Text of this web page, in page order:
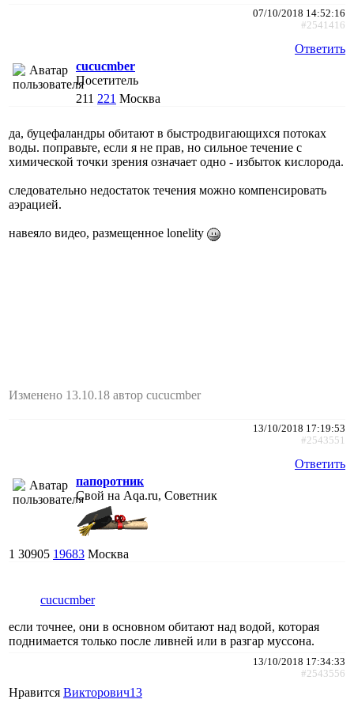
07/10/2018 14:52:16
#2541416
Ответить
cucucmber
Посетитель
211 221 Москва
да, буцефаландры обитают в быстродвигающихся потоках
воды. поправьте, если я не прав, но сильное течение с
химической точки зрения означает одно - избыток кислорода.
следовательно недостаток течения можно компенсировать
аэрацией.
навеяло видео, размещенное lonelity
Изменено 13.10.18 автор cucucmber
13/10/2018 17:19:53
#2543551
Ответить
папоротник
Свой на Aqa.ru, Советник
1 30905 19683 Москва
cucucmber
если точнее, они в основном обитают над водой, которая
поднимается только после ливней или в разгар муссона.
13/10/2018 17:34:33
#2543556
Нравится Викторович13